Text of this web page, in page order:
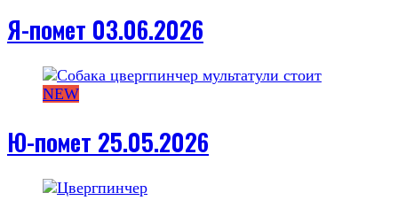
Я-помет 03.06.2026
NEW
Ю-помет 25.05.2026